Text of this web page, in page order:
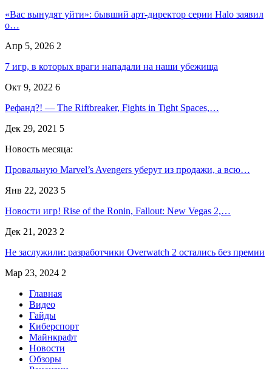
«Вас вынудят уйти»: бывший арт-директор серии Halo заявил
о…
Апр 5, 2026 2
7 игр, в которых враги нападали на наши убежища
Окт 9, 2022 6
Рефанд?! — The Riftbreaker, Fights in Tight Spaces,…
Дек 29, 2021 5
Новость месяца:
Провальную Marvel’s Avengers уберут из продажи, а всю…
Янв 22, 2023 5
Новости игр! Rise of the Ronin, Fallout: New Vegas 2,…
Дек 21, 2023 2
Не заслужили: разработчики Overwatch 2 остались без премии
Мар 23, 2024 2
Главная
Видео
Гайды
Киберспорт
Майнкрафт
Новости
Обзоры